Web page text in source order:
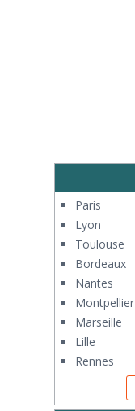
Paris
Lyon
Toulouse
Bordeaux
Nantes
Montpellier
Marseille
Lille
Rennes